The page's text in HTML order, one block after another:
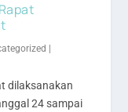
dilaksanakan
24 sampai